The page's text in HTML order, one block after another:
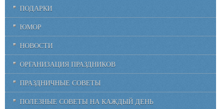
ПОДАРКИ
ЮМОР
НОВОСТИ
ОРГАНИЗАЦИЯ ПРАЗДНИКОВ
ПРАЗДНИЧНЫЕ СОВЕТЫ
ПОЛЕЗНЫЕ СОВЕТЫ НА КАЖДЫЙ ДЕНЬ